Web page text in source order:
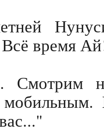
время
Смотрим